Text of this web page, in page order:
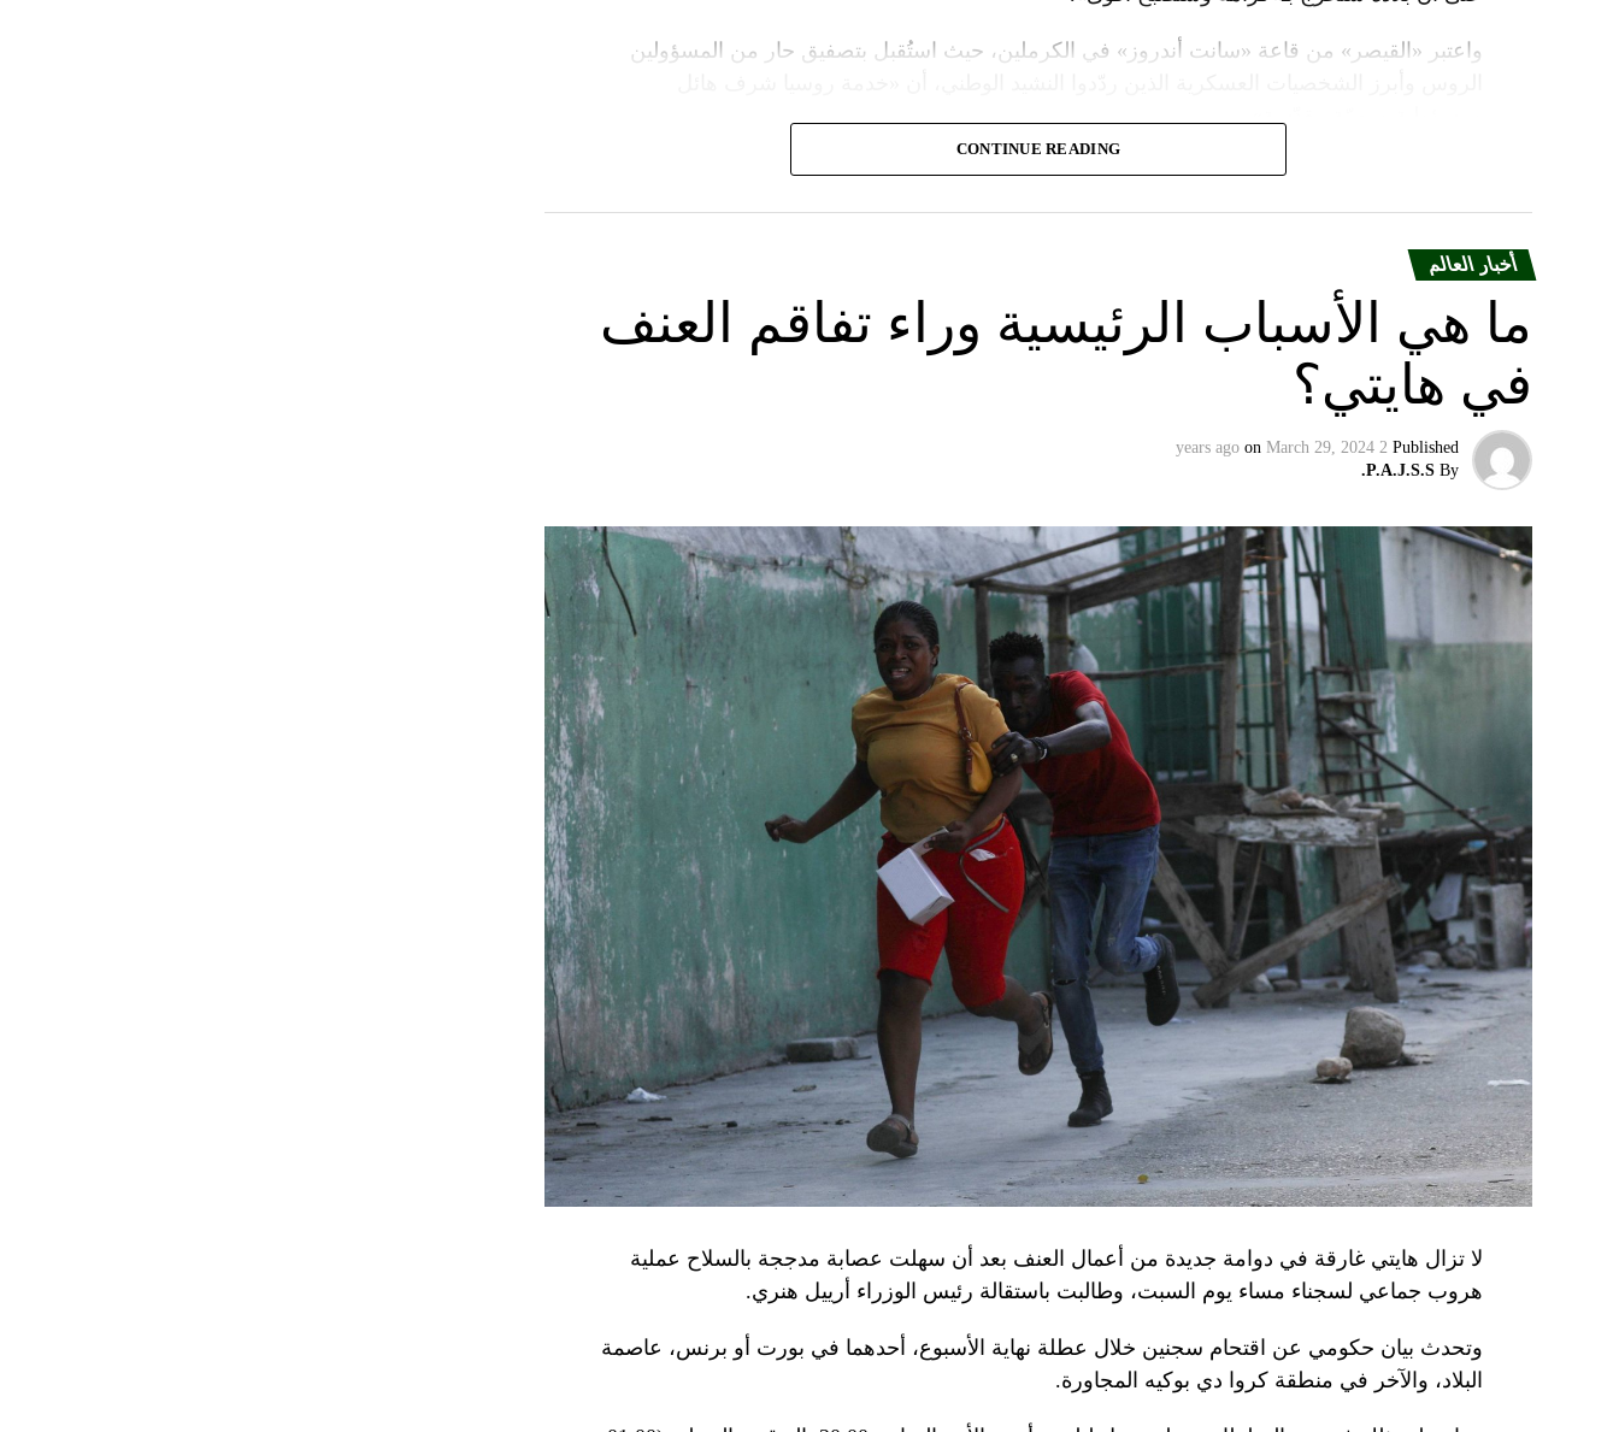
واعتبر «القيصر» من قاعة «سانت أندروز» في الكرملين، حيث استُقبل بتصفيق حار من المسؤولين
وبعدما وقف بمفرده تحت المطر بينما شاهد عرضاً عسكريّاً، باركه رئيس الكنيسة الأرثوذكسية الروسية
ويأتي حفل التولية قبل يومين على احتفال روسيا بـ»عيد النصر» في التاسع من أيار، فيما أقامت
السلطات حواجز في وسط موسكو قبل المناسبتَين.
وفي تسجيل مصوّر قبل دقائق على توليته، وصفت أرملة المعارض أليكسي نافالني، يوليا نافالنايا،
الرئيس الروسي، بالمخادع، مؤكدةً أن روسيا ستبقى غارقة في النزاعات طالما أنه في السلطة.
إقليميّاً، أعلن الجيش البيلاروسي أنّه بدأ مناورة للتحقّق من درجة استعداد قاذفات الأسلحة النووية
بإعلان موسكو عن مناورات نووية وستكون «متزامنة» مع التدريبات الروسية، لافتاً إلى أنّ مناورة
مينسك ستشمل على وجه الخصوص، أنظمة «إسكندر» الصاروخية وطائرات «سو 25».
في السياق، أشار رئيس أركان القوات المسلّحة البيلاروسية الجنرال فيكتور غوليفيتش إلى أنّه «في
إطار هذا الحدث، تمّت إعادة نشر جزء من القوات ووسائل الطيران في مطار احتياطي»، لافتاً إلى أنّه
«فور إنجاز عملية الانتشار هذه، سنستعرض المسائل المتعلّقة بالاستعدادات لاستخدام الأسلحة النووية
غير الاستراتيجية».
وفي أوكرانيا، فكّكت أجهزة الأمن شبكة من العملاء التابعين لجهاز الأمن الفدرالي الروسي «كانوا
يعدّون لاغتيال الرئيس الأوكراني» فولوديمير زيلينسكي ومسؤولين كبار آخرين، مثل رئيس جهاز
الاستخبارات العسكرية كيريلو بودانوف، بناءً على أوامر من موسكو. وأوقفت الأجهزة الأوكرانية
ضابطَي أمن، مشيرةً إلى أن المشتبه فيهما اللذَين أوقفا «شخصان برتبة كولونيل» من جهاز الدولة
الأوكراني الذي يتولّى أمن المسؤولين الحكوميين.
وذكرت الأجهزة أن هذه الشبكة كانت «تحت إشراف» جهاز الأمن الفدرالي الروسي ويُشتبه في أن
المسؤولَين «نقلا معلومات سرّية» إلى روسيا، مؤكدةً أنهما كانا يُريدان تجنيد عسكريين «مقرّبين من
جهاز أمن» زيلينسكي بهدف «احتجازه كرهينة وقتله». وكشفت أجهزة الأمن الأوكرانية أن أحد أعضاء
هذه الشبكة حصل على مسيّرات ومتفجّرات.
من جهة أخرى، انتقد الرئيس الصيني شي جينبينغ في تصريحات لصحيفة «بوليتيكا» الصربية قبل وصوله
إلى العاصمة بلغراد، حلف «الناتو»، على خلفية قصفه «الفاضح» للسفارة الصينية في يوغوسلافيا عام
1999، محذّراً من أن بكين «لن تسمح قط بتكرار حدث تاريخي مأسوي كهذا».
واصطحب الرئيس الفرنسي إيمانويل ماكرون شي إلى منطقة البيرينيه الجبلية أمس، في اليوم الثاني
من زيارة دولة من شأنها أن تسمح بحوار مباشر عن الحرب في أوكرانيا والخلافات التجارية.
ووصل الزعيمان برفقة زوجتيهما بُعيد الظهر إلى جبل تورماليه، إحدى محطات الصعود في طواف
متراً.
CONTINUE READING
أخبار العالم
ما هي الأسباب الرئيسية وراء تفاقم العنف
في هايتي؟
Published
2 years ago
on March 29, 2024
By
P.A.J.S.S.
لا تزال هايتي غارقة في دوامة جديدة من أعمال العنف بعد أن سهلت عصابة مدججة بالسلاح عملية
هروب جماعي لسجناء مساء يوم السبت، وطالبت باستقالة رئيس الوزراء أرييل هنري.
وتحدث بيان حكومي عن اقتحام سجنين خلال عطلة نهاية الأسبوع، أحدهما في بورت أو برنس، عاصمة
البلاد، والآخر في منطقة كروا دي بوكيه المجاورة.